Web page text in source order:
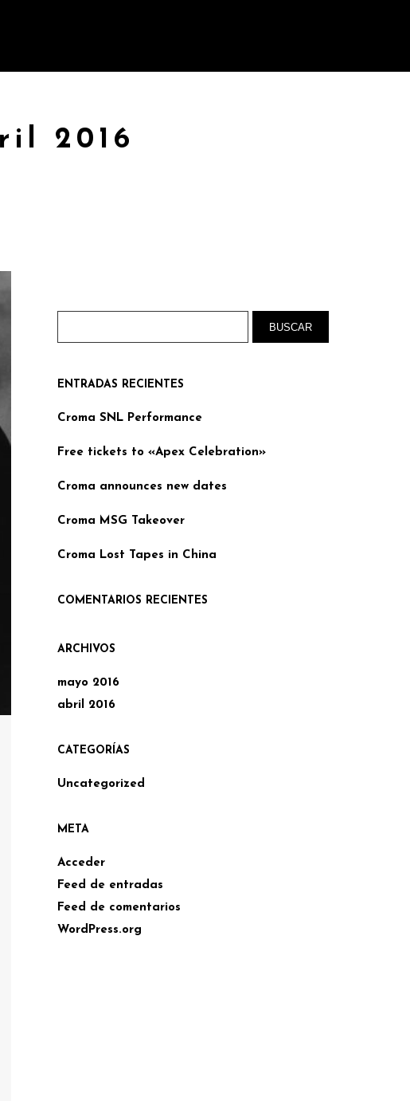
2016
ENTRADAS RECIENTES
Croma SNL Performance
Free tickets to «Apex Celebration»
Croma announces new dates
Croma MSG Takeover
Croma Lost Tapes in China
COMENTARIOS RECIENTES
ARCHIVOS
mayo 2016
abril 2016
CATEGORÍAS
Uncategorized
META
Acceder
Feed de entradas
Feed de comentarios
WordPress.org